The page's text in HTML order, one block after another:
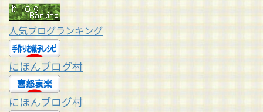
人気ブログランキング
にほんブログ村
にほんブログ村